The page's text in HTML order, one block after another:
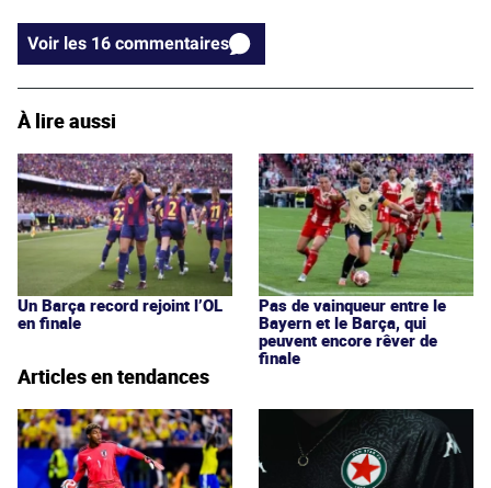
Voir les 16 commentaires
À lire aussi
Un Barça record rejoint l’OL
en finale
Pas de vainqueur entre le
Bayern et le Barça, qui
peuvent encore rêver de
finale
Articles en tendances